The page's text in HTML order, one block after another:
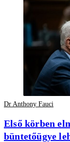
Dr Anthony Fauci
Első körben
büntetőügye